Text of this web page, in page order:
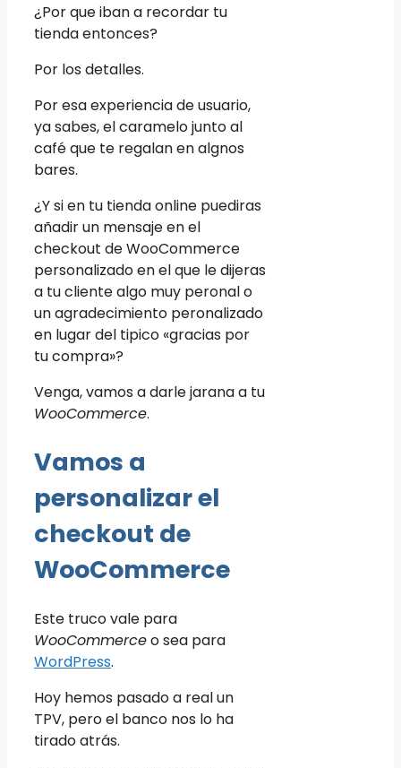
¿Por que iban a recordar tu
tienda entonces?
Por los detalles.
Por esa experiencia de usuario,
ya sabes, el caramelo junto al
café que te regalan en algnos
bares.
¿Y si en tu tienda online puediras
añadir un mensaje en el
checkout de WooCommerce
personalizado en el que le dijeras
a tu cliente algo muy peronal o
un agradecimiento peronalizado
en lugar del tipico «gracias por
tu compra»?
Venga, vamos a darle jarana a tu
WooCommerce.
Vamos a
personalizar el
checkout de
WooCommerce
Este truco vale para
WooCommerceo sea para
WordPress.
Hoy hemos pasado a real un
TPV, pero el banco nos lo ha
tirado atrás.